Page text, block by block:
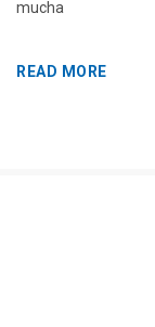
mucha
READ MORE